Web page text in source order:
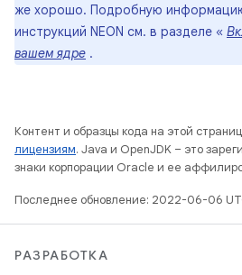
же хорошо. Подробную
инструкций NEON см. в разделе «
вашем ядре .
Контент и образцы кода на этой
лицензиям. Java и OpenJDK – это
знаки корпорации Oracle и ее
Последнее обновление: 2022-06-06
РАЗРАБОТКА